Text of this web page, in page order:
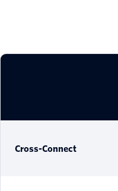
Cross-Connect